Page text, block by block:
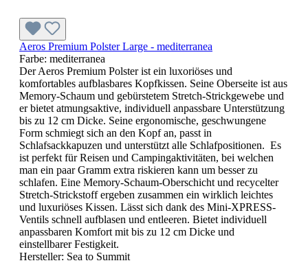
Aeros Premium Polster Large - mediterranea
Farbe: mediterranea
Der Aeros Premium Polster ist ein luxoriöses und
komfortables aufblasbares Kopfkissen. Seine Oberseite ist aus
Memory-Schaum und gebürstetem Stretch-Strickgewebe und
er bietet atmungsaktive, individuell anpassbare Unterstützung
bis zu 12 cm Dicke. Seine ergonomische, geschwungene
Form schmiegt sich an den Kopf an, passt in
Schlafsackkapuzen und unterstützt alle Schlafpositionen. Es
ist perfekt für Reisen und Campingaktivitäten, bei welchen
man ein paar Gramm extra riskieren kann um besser zu
schlafen. Eine Memory-Schaum-Oberschicht und recycelter
Stretch-Strickstoff ergeben zusammen ein wirklich leichtes
und luxuriöses Kissen. Lässt sich dank des Mini-XPRESS-
Ventils schnell aufblasen und entleeren. Bietet individuell
anpassbaren Komfort mit bis zu 12 cm Dicke und
einstellbarer Festigkeit.
Hersteller: Sea to Summit